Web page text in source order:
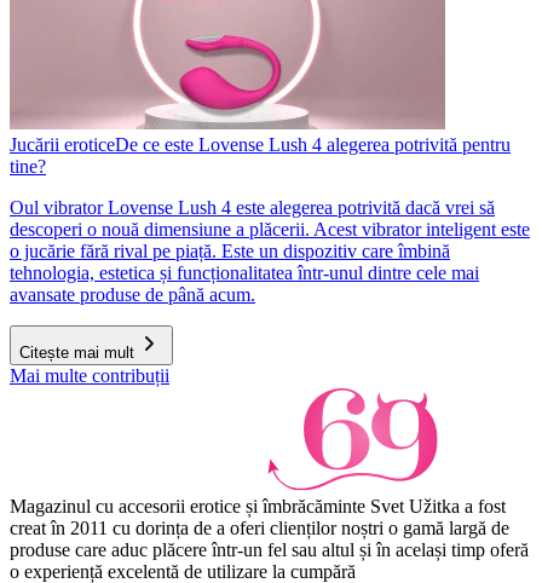
Jucării eroticeDe ce este Lovense Lush 4 alegerea potrivită pentru
tine?
Oul vibrator Lovense Lush 4 este alegerea potrivită dacă vrei să
descoperi o nouă dimensiune a plăcerii. Acest vibrator inteligent este
o jucărie fără rival pe piață. Este un dispozitiv care îmbină
tehnologia, estetica și funcționalitatea într-unul dintre cele mai
avansate produse de până acum.
Citește mai mult
Mai multe contribuții
Magazinul cu accesorii erotice și îmbrăcăminte Svet Užitka a fost
creat în 2011 cu dorința de a oferi clienților noștri o gamă largă de
produse care aduc plăcere într-un fel sau altul și în același timp oferă
o experiență excelentă de utilizare la cumpără